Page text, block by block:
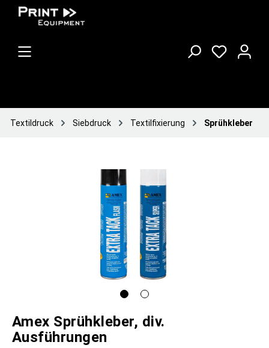
Textildruck Siebdruck Textilfixierung Sprühkleber
Amex Sprühkleber, div.
Ausführungen